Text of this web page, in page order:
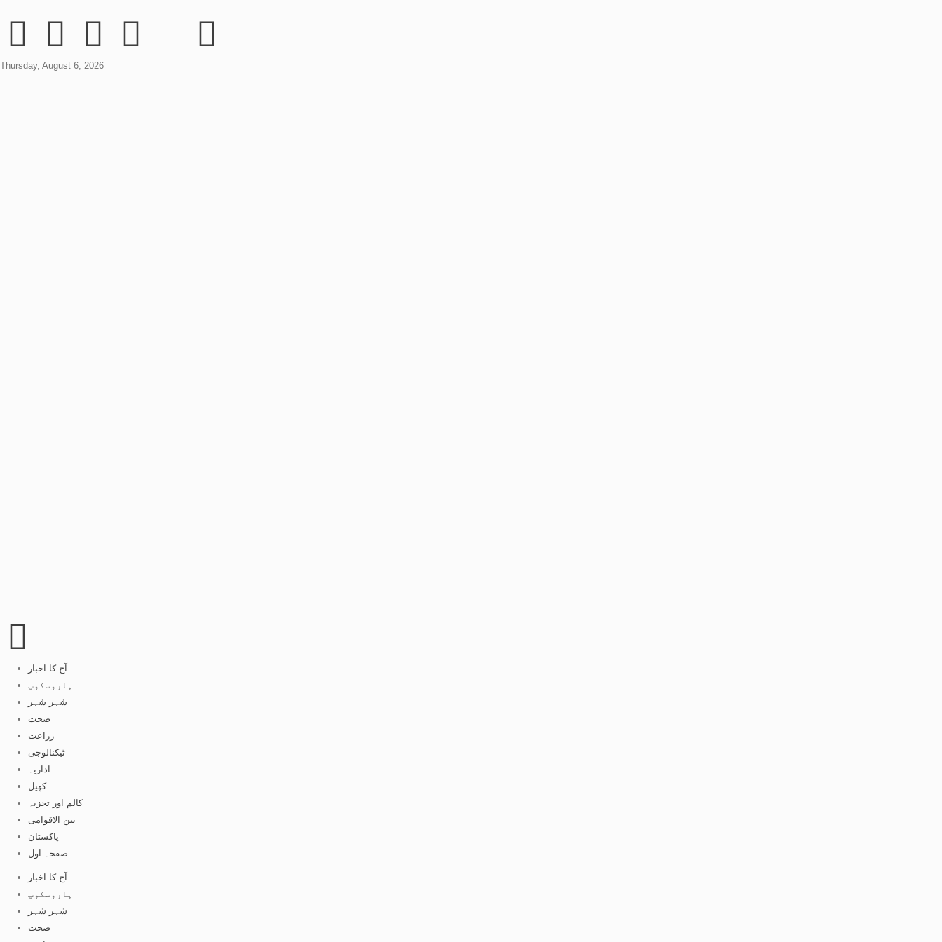
Thursday, August 6, 2026
آج کا اخبار
ہاروسکوپ
شہر شہر
صحت
زراعت
ٹیکنالوجی
اداریہ
کھیل
کالم اور تجزیہ
بین الاقوامی
پاکستان
صفحہ اول
آج کا اخبار
ہاروسکوپ
شہر شہر
صحت